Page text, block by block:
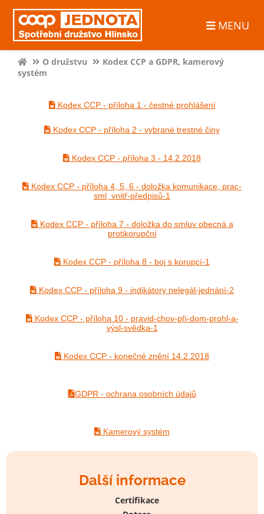
MENU
Další informace
Certifikace
O družstvu
Kodex CCP a GDPR, kamerový
systém
Kodex CCP - příloha 1 - čestné prohlášení
Kodex CCP - příloha 2 - vybrané trestné činy
Kodex CCP - příloha 3 - 14.2.2018
Kodex CCP - příloha 4, 5, 6 - doložka komunikace, prac-
sml, vnitř-předpisů-1
Kodex CCP - příloha 7 - doložka do smluv obecná a
protikorupční
Kodex CCP - příloha 8 - boj s korupcí-1
Kodex CCP - příloha 9 - indikátory nelegál-jednání-2
Kodex CCP - příloha 10 - pravid-chov-při-dom-prohl-a-
výsl-svědka-1
Kodex CCP - konečné znění 14.2.2018
GDPR - ochrana osobních údajů
Kamerový systém